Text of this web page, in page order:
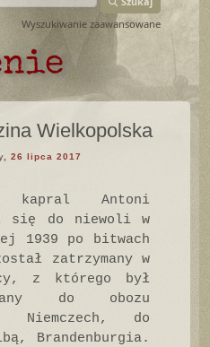
Wyszukiwanie zaawansowane
Wielkopolska
, 26 lipca 2017
Antoni
się do niewoli w
1939 po bitwach
zatrzymany w
z którego był
do obozu
Niemczech, do
Brandenburgia.